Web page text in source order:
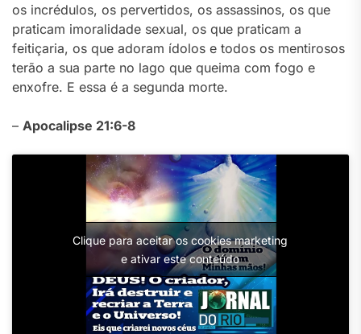
os incrédulos, os pervertidos, os assassinos, os que
praticam imoralidade sexual, os que praticam a
feitiçaria, os que adoram ídolos e todos os mentirosos
terão a sua parte no lago que queima com fogo e
enxofre. E essa é a segunda morte.
– Apocalipse 21:6-8
Clique para aceitar os cookies marketing
e ativar este conteúdo